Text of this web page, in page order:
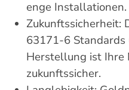
enge Installationen.
Zukunftssicherheit:
63171-6
Herstellung ist
zukunftssicher.